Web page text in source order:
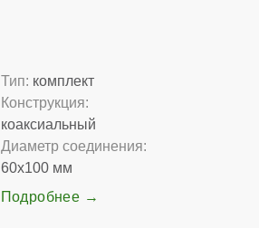
Тип: комплект
Конструкция:
коаксиальный
Диаметр соединения:
60x100 мм
Подробнее